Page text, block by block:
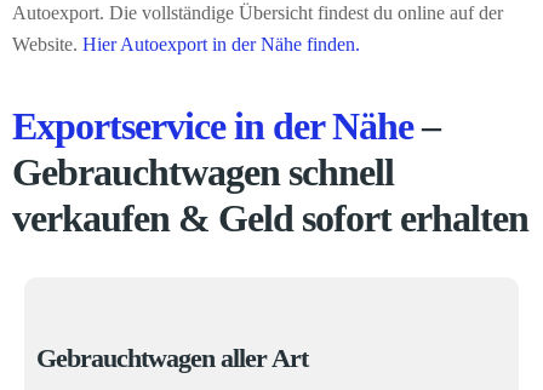
Autoexport. Die vollständige Übersicht findest du online auf der
Website. Hier Autoexport in der Nähe finden.
Exportservice in der Nähe–
Gebrauchtwagen schnell
verkaufen & Geld sofort erhalten
Gebrauchtwagen aller Art